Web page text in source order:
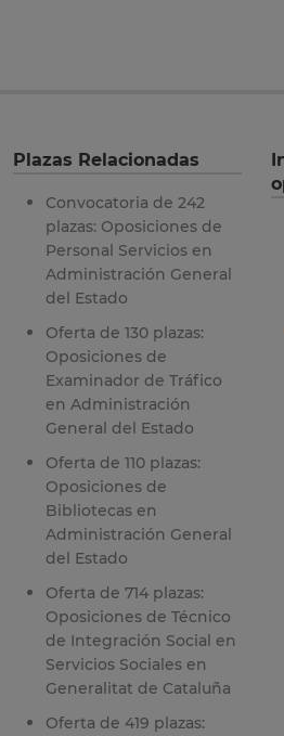
Plazas Relacionadas
Convocatoria de 242
plazas: Oposiciones de
Personal Servicios en
Administración General
del Estado
Oferta de 130 plazas:
Oposiciones de
Examinador de Tráfico
en Administración
General del Estado
Oferta de 110 plazas:
Oposiciones de
Bibliotecas en
Administración General
del Estado
Oferta de 714 plazas:
Oposiciones de Técnico
de Integración Social en
Servicios Sociales en
Generalitat de Cataluña
Oferta de 419 plazas: